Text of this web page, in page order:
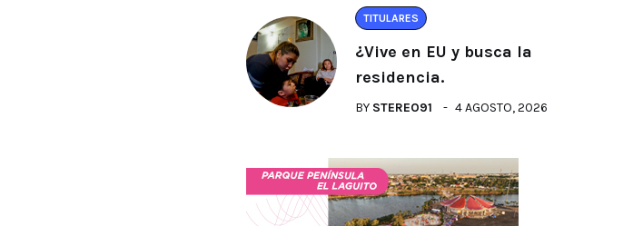
TITULARES
¿Vive en EU y busca la
residencia.
BY STEREO91 4 AGOSTO, 2026